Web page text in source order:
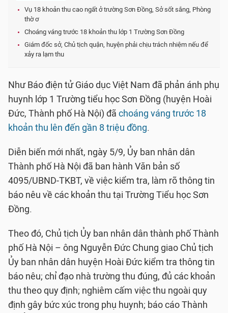
Vụ 18 khoản thu cao ngất ở trường Sơn Đồng, Sở sốt sắng, Phòng
thờ ơ
Choáng váng trước 18 khoản thu lớp 1 Trường Sơn Đồng
Giám đốc sở, Chủ tịch quận, huyện phải chịu trách nhiệm nếu để
xảy ra lạm thu
Như Báo điện tử Giáo dục Việt Nam đã phản ánh phụ
huynh lớp 1 Trường tiểu học Sơn Đồng (huyện Hoài
Đức, Thành phố Hà Nội) đã choáng váng trước 18
khoản thu lên đến gần 8 triệu đồng.
Diễn biến mới nhất, ngày 5/9, Ủy ban nhân dân
Thành phố Hà Nội đã ban hành Văn bản số
4095/UBND-TKBT, về việc kiểm tra, làm rõ thông tin
báo nêu về các khoản thu tại Trường Tiểu học Sơn
Đồng.
Theo đó, Chủ tịch Ủy ban nhân dân thành phố Thành
phố Hà Nội – ông Nguyễn Đức Chung giao Chủ tịch
Ủy ban nhân dân huyện Hoài Đức kiểm tra thông tin
báo nêu; chỉ đạo nhà trường thu đúng, đủ các khoản
thu theo quy định; nghiêm cấm việc thu ngoài quy
định gây bức xúc trong phụ huynh; báo cáo Thành